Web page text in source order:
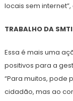
locais sem
TRABALHO DA SMTI
Essa é mais uma
positivos para a
“Para muitos, pode
cidadão, mas ao